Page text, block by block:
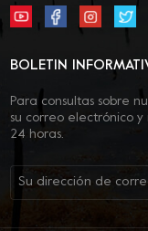
BOLETIN
Para consultas sobre
su correo electrónico
24 horas.